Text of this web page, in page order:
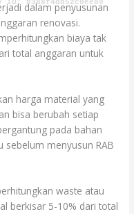
dalam penyusunan
renovasi.
biaya tak
total anggaran untuk
harga material yang
bisa berubah setiap
pada bahan
sebelum menyusun RAB
waste atau
berkisar 5-10% dari total